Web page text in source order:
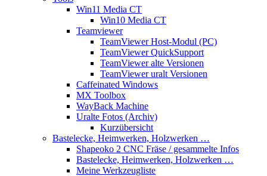
Win11 Media CT
Win10 Media CT
Teamviewer
TeamViewer Host-Modul (PC)
TeamViewer QuickSupport
TeamViewer alte Versionen
TeamViewer uralt Versionen
Caffeinated Windows
MX Toolbox
WayBack Machine
Uralte Fotos (Archiv)
Kurzübersicht
Bastelecke, Heimwerken, Holzwerken …
Shapeoko 2 CNC Fräse / gesammelte Infos
Bastelecke, Heimwerken, Holzwerken …
Meine Werkzeugliste